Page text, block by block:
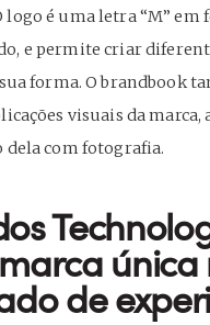
logo é uma letra “M” em
e permite criar
forma. O brandbook
visuais da marca,
dela com fotografia.
única
de